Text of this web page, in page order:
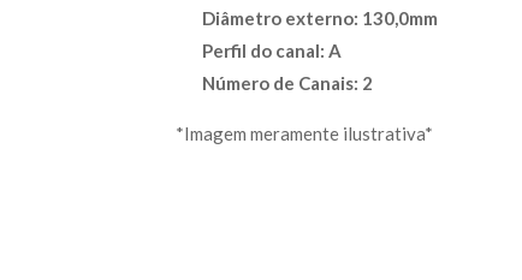
Diâmetro externo: 130,0mm
Perfil do canal: A
Número de Canais: 2
*Imagem meramente ilustrativa*